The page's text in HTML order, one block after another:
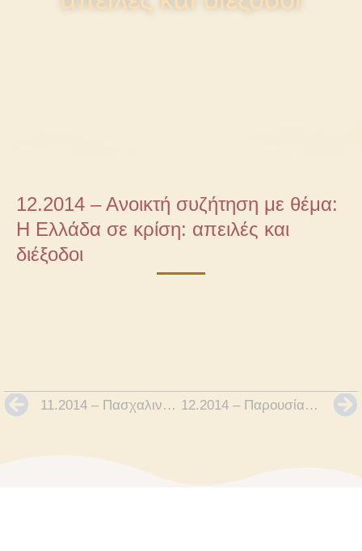
12.2014 – Ανοικτή συζήτηση με θέμα:
Η Ελλάδα σε κρίση: απειλές και
διέξοδοι
11.2014 – Πασχαλινό Bazaar 12.2014 – Παρουσίαση Πρακτικών του Συνεδρίου Αρχαιολογίας Πάρου & Κυκλάδων